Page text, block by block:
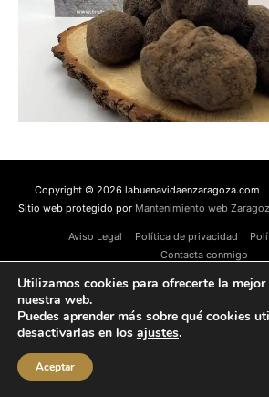
Copyright © 2026 labuenavidaenzaragoza.com
Sitio web protegido por Mantenimiento web
Aviso Legal Política de privacidad
Contacta conmigo
Utilizamos cookies para ofrecerte la mejor
nuestra web.
Puedes aprender más sobre qué cookies
desactivarlas en los ajustes.
Aceptar